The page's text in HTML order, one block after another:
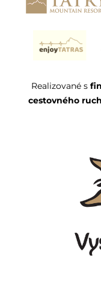
Realizované s
cestovného